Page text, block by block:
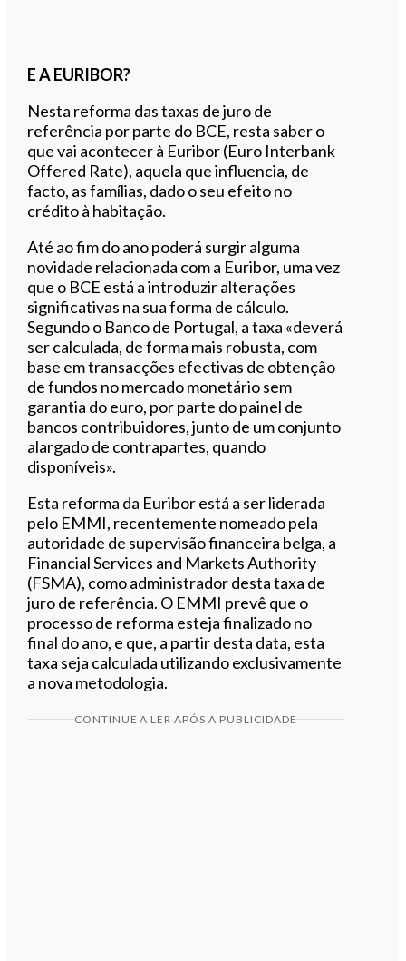
E A EURIBOR?
Nesta reforma das taxas de juro de
referência por parte do BCE, resta saber o
que vai acontecer à Euribor (Euro Interbank
Offered Rate), aquela que influencia, de
facto, as famílias, dado o seu efeito no
crédito à habitação.
Até ao fim do ano poderá surgir alguma
novidade relacionada com a Euribor, uma vez
que o BCE está a introduzir alterações
significativas na sua forma de cálculo.
Segundo o Banco de Portugal, a taxa «deverá
ser calculada, de forma mais robusta, com
base em transacções efectivas de obtenção
de fundos no mercado monetário sem
garantia do euro, por parte do painel de
bancos contribuidores, junto de um conjunto
alargado de contrapartes, quando
disponíveis».
Esta reforma da Euribor está a ser liderada
pelo EMMI, recentemente nomeado pela
autoridade de supervisão financeira belga, a
Financial Services and Markets Authority
(FSMA), como administrador desta taxa de
juro de referência. O EMMI prevê que o
processo de reforma esteja finalizado no
final do ano, e que, a partir desta data, esta
taxa seja calculada utilizando exclusivamente
a nova metodologia.
CONTINUE A LER APÓS A PUBLICIDADE